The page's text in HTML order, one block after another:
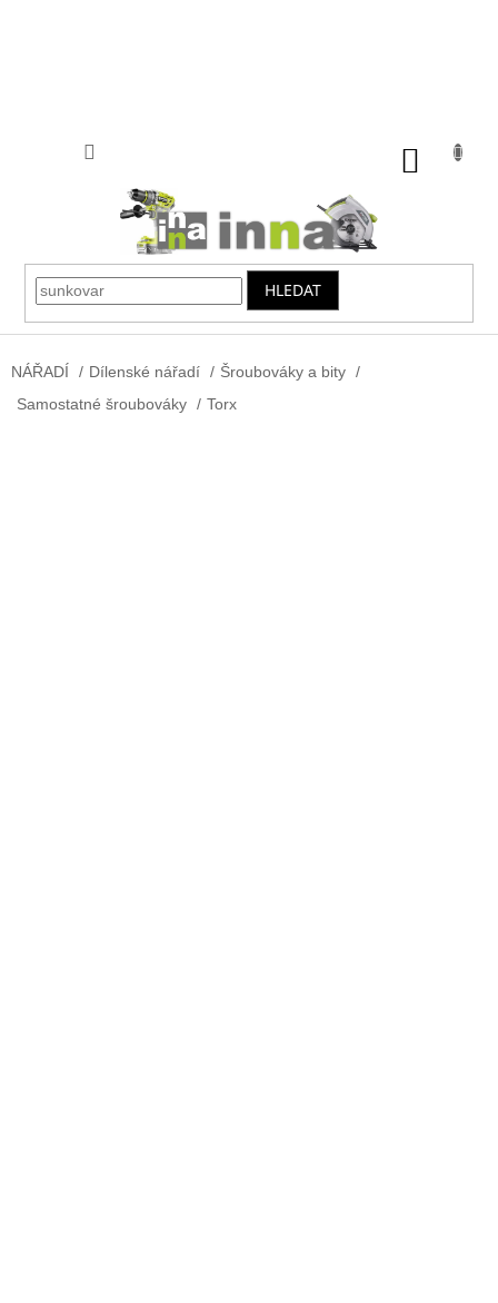
HLEDAT
NÁŘADÍ / Dílenské nářadí / Šroubováky a bity /
Samostatné šroubováky / Torx